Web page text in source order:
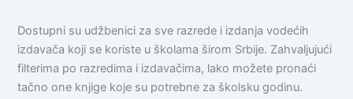
Dostupni su udžbenici za sve razrede i izdanja vodećih
izdavača koji se koriste u školama širom Srbije. Zahvaljujući
filterima po razredima i izdavačima, lako možete pronaći
tačno one knjige koje su potrebne za školsku godinu.